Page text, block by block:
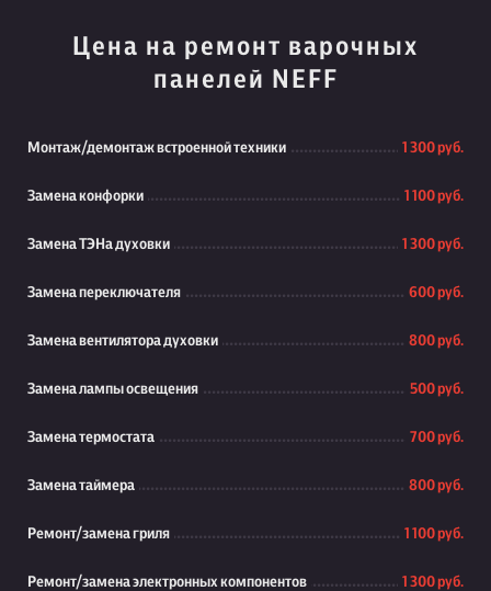
Цена на ремонт варочных
панелей NEFF
Монтаж/демонтаж встроенной техники 1 300 руб.
Замена конфорки 1 100 руб.
Замена ТЭНа духовки 1 300 руб.
Замена переключателя 600 руб.
Замена вентилятора духовки 800 руб.
Замена лампы освещения 500 руб.
Замена термостата 700 руб.
Замена таймера 800 руб.
Ремонт/замена гриля 1 100 руб.
Ремонт/замена электронных компонентов 1 300 руб.